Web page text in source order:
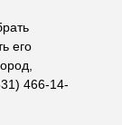
его
466-14-